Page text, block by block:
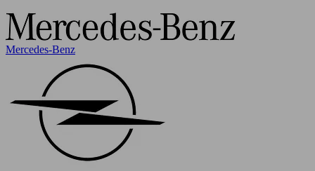
Mercedes-Benz